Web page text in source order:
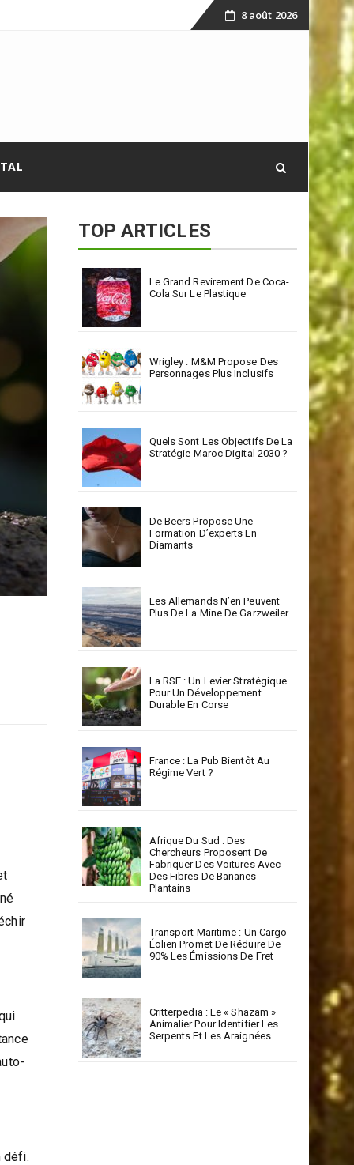
Skip
8 août 2026
défi.
TOP ARTICLES
Le Grand Revirement De Coca-
Cola Sur Le Plastique
Wrigley : M&M Propose Des
Personnages Plus Inclusifs
Quels Sont Les Objectifs De La
Stratégie Maroc Digital 2030 ?
De Beers Propose Une
Formation D’experts En
Diamants
Les Allemands N’en Peuvent
Plus De La Mine De Garzweiler
La RSE : Un Levier Stratégique
Pour Un Développement
Durable En Corse
France : La Pub Bientôt Au
Régime Vert ?
Afrique Du Sud : Des
Chercheurs Proposent De
Fabriquer Des Voitures Avec
Des Fibres De Bananes
Plantains
Transport Maritime : Un Cargo
Éolien Promet De Réduire De
90% Les Émissions De Fret
Critterpedia : Le « Shazam »
Animalier Pour Identifier Les
Serpents Et Les Araignées